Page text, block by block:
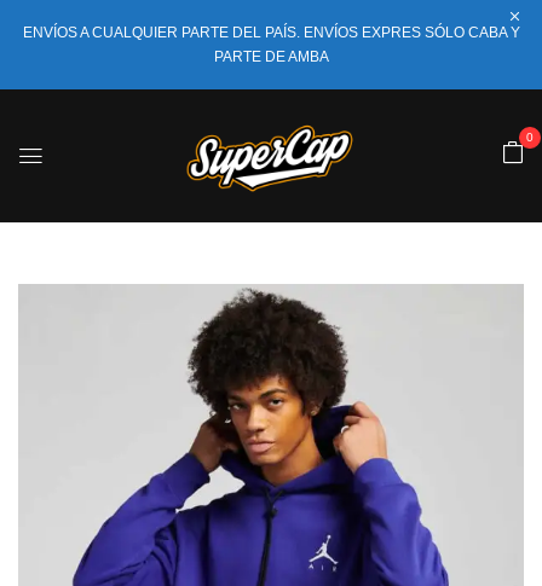
ENVÍOS A CUALQUIER PARTE DEL PAÍS. ENVÍOS EXPRES SÓLO CABA Y
PARTE DE AMBA
0